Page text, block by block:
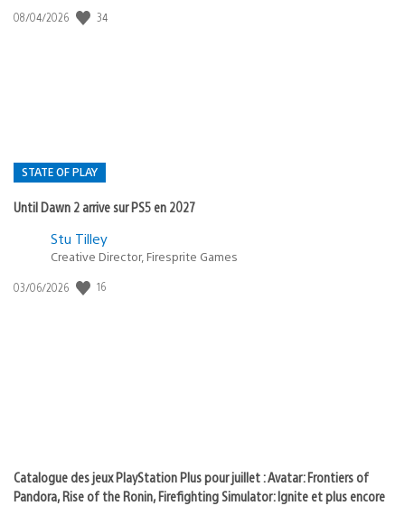
Date
08/04/2026 34
STATE OF PLAY
Until Dawn 2 arrive sur PS5 en 2027
Postée
:
Stu Tilley
Creative Director, Firesprite Games
Date
03/06/2026 16
Catalogue des jeux PlayStation Plus pour juillet : Avatar: Frontiers of
Pandora, Rise of the Ronin, Firefighting Simulator: Ignite et plus encore